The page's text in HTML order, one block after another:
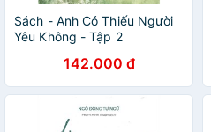
Sách - Anh Có Thiếu Người
Yêu Không - Tập 2
142.000 đ